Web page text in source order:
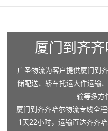
厦门到齐
广圣物流为客户提供厦门到
储配送、轿车托运大件运输
输等多方
厦门到齐齐哈尔物流专线全
1天22小时，运输直达齐齐